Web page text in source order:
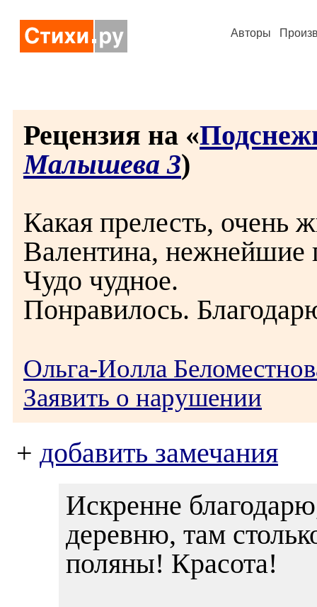
Авторы
Рецензия на «
Малышева 3)
Какая прелесть,
Валентина, нежнейшие
Чудо чудное.
Понравилось.
Ольга-Иолла
Заявить о нарушении
+ добавить замечания
Искренне
деревню, там
поляны! Красота!